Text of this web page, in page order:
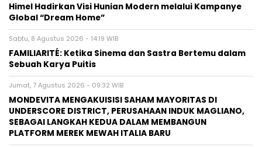
Himel Hadirkan Visi Hunian Modern melalui Kampanye
Global “Dream Home”
Sabtu, 8 Agustus 2026 - 14:19 WIB
FAMILIARITÉ: Ketika Sinema dan Sastra Bertemu dalam
Sebuah Karya Puitis
Jumat, 7 Agustus 2026 - 09:32 WIB
MONDEVITA MENGAKUISISI SAHAM MAYORITAS DI
UNDERSCORE DISTRICT, PERUSAHAAN INDUK MAGLIANO,
SEBAGAI LANGKAH KEDUA DALAM MEMBANGUN
PLATFORM MEREK MEWAH ITALIA BARU